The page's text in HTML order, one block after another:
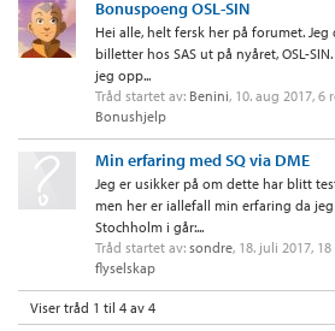
Bonuspoeng OSL-SIN
Hei alle, helt fersk her på forumet.
billetter hos SAS ut på nyåret, OSL-
jeg opp...
Tråd startet av: Benini, 10. aug 2017, 6
Bonushjelp
Min erfaring med SQ via DME
Jeg er usikker på om dette har blitt
men her er iallefall min erfaring da
Stochholm i går:...
Tråd startet av: sondre, 18. juli 2017,
flyselskap
Viser tråd 1 til 4 av 4